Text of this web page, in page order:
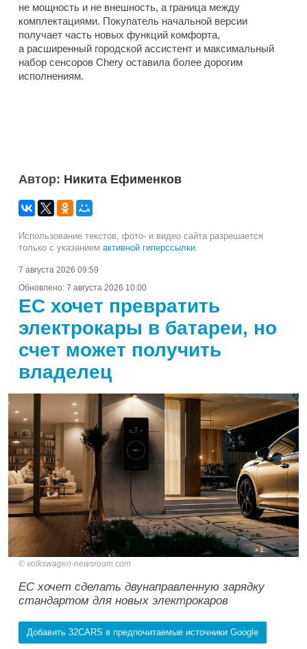
не мощность и не внешность, а граница между
комплектациями. Покупатель начальной версии
получает часть новых функций комфорта,
а расширенный городской ассистент и максимальный
набор сенсоров Chery оставила более дорогим
исполнениям.
Автор: Никита Ефименков
Использование текстов, фото- и видео сайта разрешается
только с указанием активной гиперссылки
7 августа 2026 09:59
Обновлено: 7 августа 2026 10:00
ЕС хочет превратить
электрокары в батареи, но
счет может получить
владелец
volkswagen-newsroom.com
ЕС хочет сделать двунаправленную зарядку
стандартом для новых электрокаров
Добавить 32CARS в предпочитаемые источники Google